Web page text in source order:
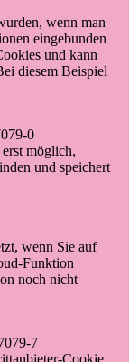
wenn man
eingebunden
und kann
diesem Beispiel
0
möglich,
und speichert
wenn Sie auf
Funktion
noch nicht
7
Cookie